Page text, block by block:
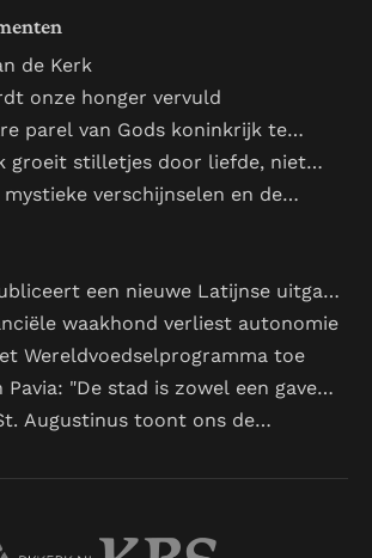
de Kerk
onze honger vervuld
parel van Gods koninkrijk te
groeit stilletjes door liefde, niet
verschijnselen en de
een nieuwe Latijnse uitgave
martyrologium
waakhond verliest autonomie
Wereldvoedselprogramma toe
Pavia: "De stad is zowel een gave
Augustinus toont ons de